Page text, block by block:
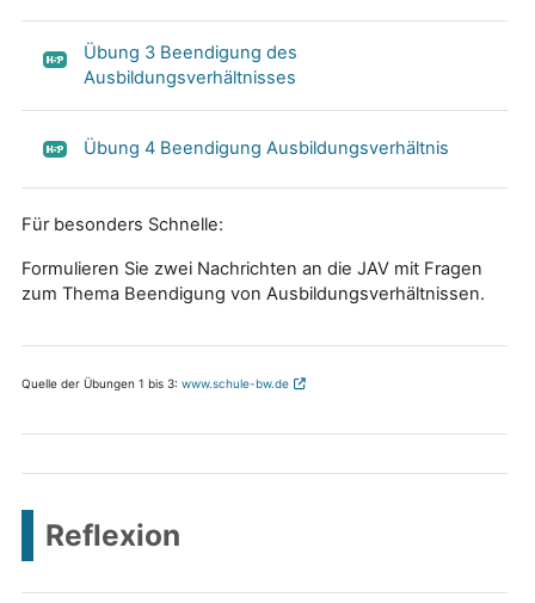
Übung 3 Beendigung des
Ausbildungsverhältnisses
Übung 4 Beendigung Ausbildungsverhältnis
Für besonders Schnelle:
Formulieren Sie zwei Nachrichten an die JAV mit Fragen
zum Thema Beendigung von Ausbildungsverhältnissen.
Quelle der Übungen 1 bis 3: www.schule-bw.de
Reflexion